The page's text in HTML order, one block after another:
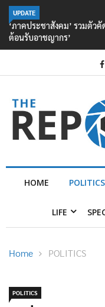
UPDATE
‘ภาคประชาสังคม’ รวมตัวคั
ต้อนรับอาชญากร’
HOME POLITICS
LIFE
Home POLITICS
POLITICS